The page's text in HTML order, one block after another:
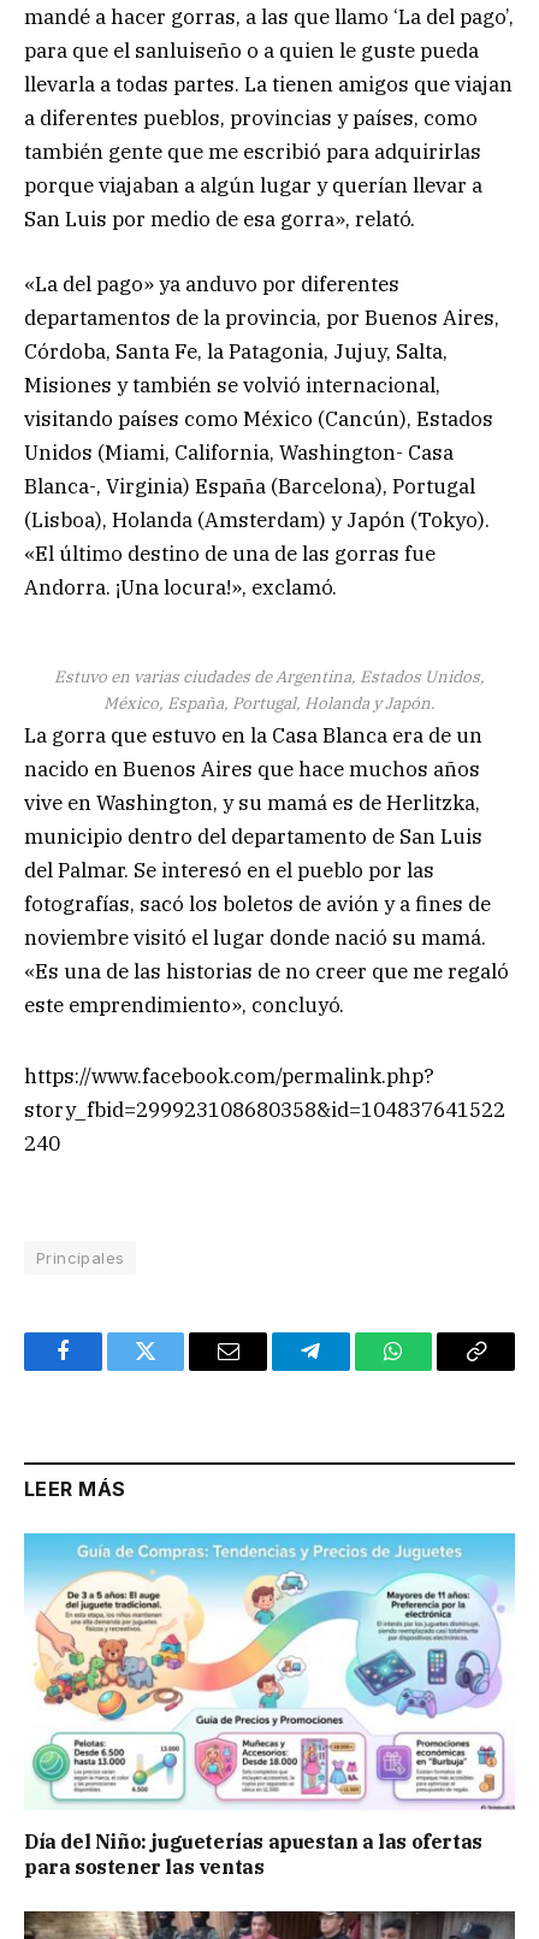
mandé a hacer gorras, a las que llamo ‘La del pago’,
para que el sanluiseño o a quien le guste pueda
llevarla a todas partes. La tienen amigos que viajan
a diferentes pueblos, provincias y países, como
también gente que me escribió para adquirirlas
porque viajaban a algún lugar y querían llevar a
San Luis por medio de esa gorra», relató.
«La del pago» ya anduvo por diferentes
departamentos de la provincia, por Buenos Aires,
Córdoba, Santa Fe, la Patagonia, Jujuy, Salta,
Misiones y también se volvió internacional,
visitando países como México (Cancún), Estados
Unidos (Miami, California, Washington- Casa
Blanca-, Virginia) España (Barcelona), Portugal
(Lisboa), Holanda (Amsterdam) y Japón (Tokyo).
«El último destino de una de las gorras fue
Andorra. ¡Una locura!», exclamó.
Estuvo en varias ciudades de Argentina, Estados Unidos,
México, España, Portugal, Holanda y Japón.
La gorra que estuvo en la Casa Blanca era de un
nacido en Buenos Aires que hace muchos años
vive en Washington, y su mamá es de Herlitzka,
municipio dentro del departamento de San Luis
del Palmar. Se interesó en el pueblo por las
fotografías, sacó los boletos de avión y a fines de
noviembre visitó el lugar donde nació su mamá.
«Es una de las historias de no creer que me regaló
este emprendimiento», concluyó.
https://www.facebook.com/permalink.php?
story_fbid=299923108680358&id=104837641522
240
Principales
FacebookTwitter Email TelegramWhatsAppCopy
LEER MÁS
Día del Niño: jugueterías apuestan a las ofertas
para sostener las ventas